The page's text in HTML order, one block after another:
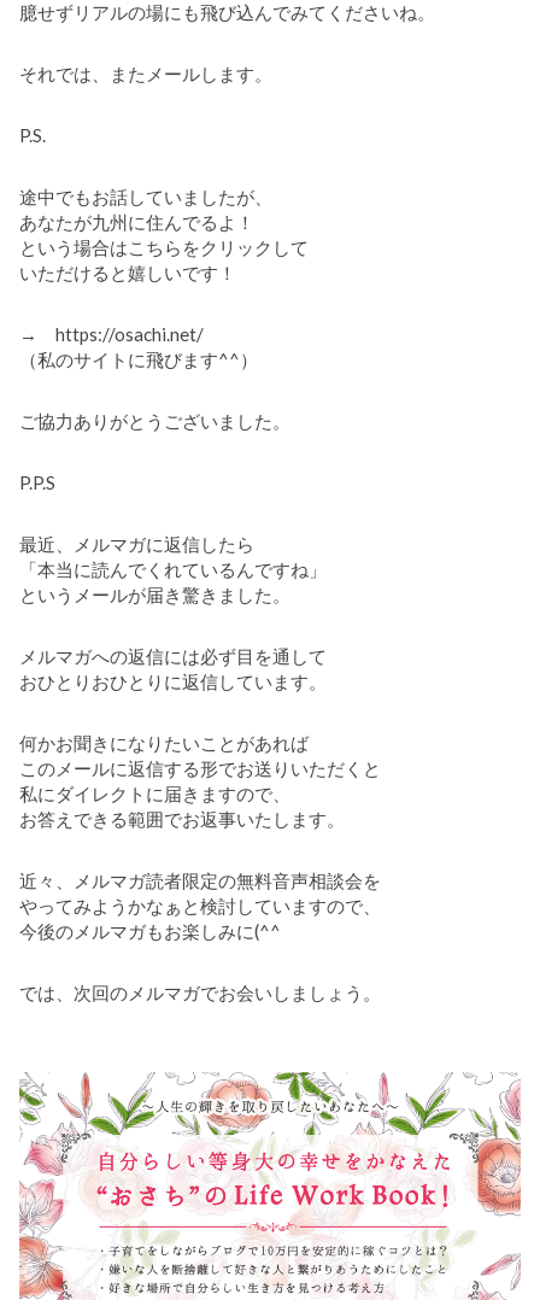
臆せずリアルの場にも飛び込んでみてくださいね。
それでは、またメールします。
P.S.
途中でもお話していましたが、
あなたが九州に住んでるよ！
という場合はこちらをクリックして
いただけると嬉しいです！
→ https://osachi.net/
（私のサイトに飛びます^^）
ご協力ありがとうございました。
P.P.S
最近、メルマガに返信したら
「本当に読んでくれているんですね」
というメールが届き驚きました。
メルマガへの返信には必ず目を通して
おひとりおひとりに返信しています。
何かお聞きになりたいことがあれば
このメールに返信する形でお送りいただくと
私にダイレクトに届きますので、
お答えできる範囲でお返事いたします。
近々、メルマガ読者限定の無料音声相談会を
やってみようかなぁと検討していますので、
今後のメルマガもお楽しみに(^^
では、次回のメルマガでお会いしましょう。